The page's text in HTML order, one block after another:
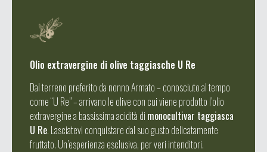
Olio extravergine di olive taggiasche U Re
Dal terreno preferito da nonno Armato – conosciuto al tempo
come “U Re” – arrivano le olive con cui viene prodotto l’olio
extravergine a bassissima acidità di monocultivar taggiasca
U Re. Lasciatevi conquistare dal suo gusto delicatamente
fruttato. Un’esperienza esclusiva, per veri intenditori.